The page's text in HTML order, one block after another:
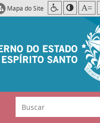
Mapa do Site A=